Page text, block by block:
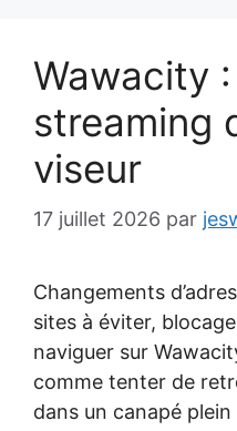
Wawacity
streaming
viseur
17 juillet 2026 par
Changements
sites à éviter,
naviguer sur
comme tenter de
dans un canapé plein